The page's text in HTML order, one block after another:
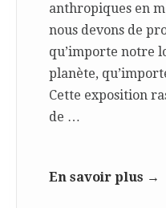
anthropiques en
nous devons de
qu’importe notre
planète,
Cette exposition
de …
En savoir plus →